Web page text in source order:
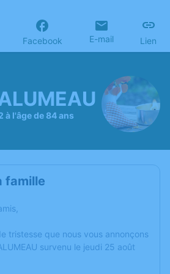
Facebook E-mail Lien
à l'âge de 84 ans
famille
tristesse que nous vous annonçons
survenu le jeudi 25 août